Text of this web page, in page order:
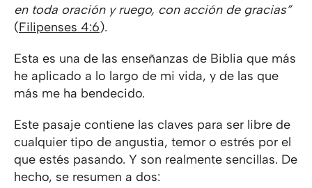
en toda oración y ruego, con acción de gracias”
(Filipenses 4:6).
Esta es una de las enseñanzas de Biblia que más
he aplicado a lo largo de mi vida, y de las que
más me ha bendecido.
Este pasaje contiene las claves para ser libre de
cualquier tipo de angustia, temor o estrés por el
que estés pasando. Y son realmente sencillas. De
hecho, se resumen a dos: